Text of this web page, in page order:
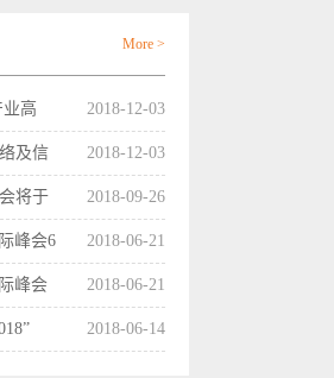
More >
高 2018-12-03
及信 2018-12-03
将于 2018-09-26
峰会6 2018-06-21
峰会 2018-06-21
2018-06-14